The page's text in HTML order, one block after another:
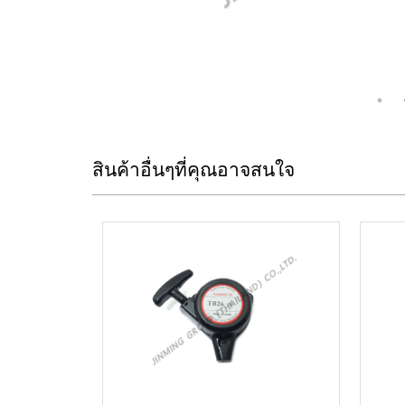
สินค้าอื่นๆที่คุณอาจสนใจ